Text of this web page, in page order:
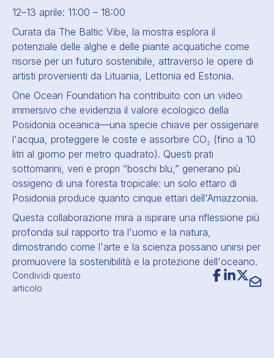
Condividi questo
articolo
12–13 aprile: 11:00 – 18:00
Curata da The Baltic Vibe, la mostra esplora il
potenziale delle alghe e delle piante acquatiche come
risorse per un futuro sostenibile, attraverso le opere di
artisti provenienti da Lituania, Lettonia ed Estonia.
One Ocean Foundation ha contribuito con un video
immersivo che evidenzia il valore ecologico della
Posidonia oceanica—una specie chiave per ossigenare
l'acqua, proteggere le coste e assorbire CO₂ (fino a 10
litri al giorno per metro quadrato). Questi prati
sottomarini, veri e propri “boschi blu,” generano più
ossigeno di una foresta tropicale: un solo ettaro di
Posidonia produce quanto cinque ettari dell'Amazzonia.
Questa collaborazione mira a ispirare una riflessione più
profonda sul rapporto tra l'uomo e la natura,
dimostrando come l'arte e la scienza possano unirsi per
promuovere la sostenibilità e la protezione dell'oceano.